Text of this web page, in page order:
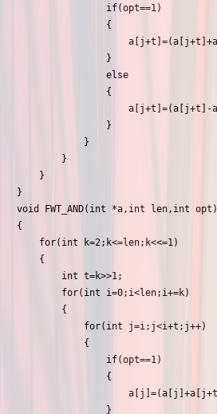
}
void FWT_AND(int *a,int len,int opt)
{